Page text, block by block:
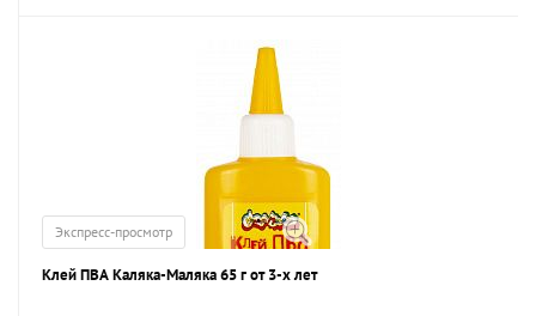
Экспресс-просмотр
Клей ПВА Каляка-Маляка 65 г от 3-х лет